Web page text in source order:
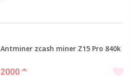
Antminer zcash miner Z15 Pro 840k
2000 m